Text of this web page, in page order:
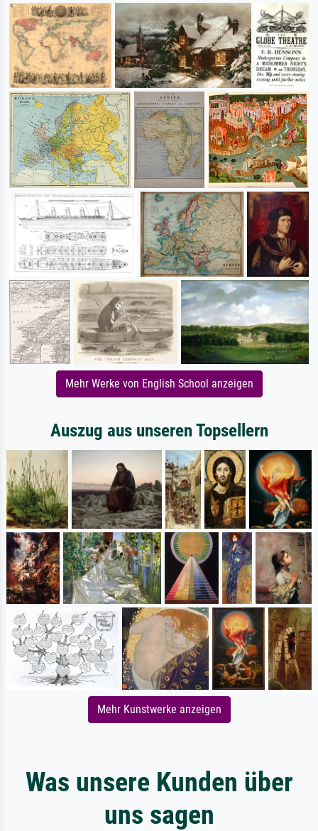
Mehr Werke von English School anzeigen
Auszug aus unseren Topsellern
Mehr Kunstwerke anzeigen
Was unsere Kunden über
uns sagen